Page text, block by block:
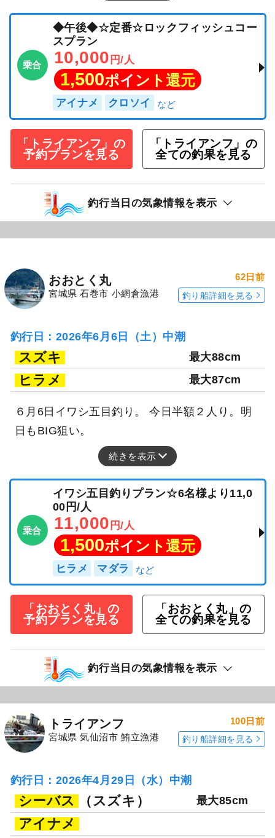
乗合
◆午後◆☆定番☆ロックフィッシュコー
スプラン
10,000 円/人
1,500ポイント還元
アイナメ クロソイ
「トライアンフ」の
予約プランを見る
「トライアンフ」の
全ての釣果を見る
釣行当日の気象情報を表示
おおとく丸
宮城県 石巻市 小網倉漁港
62日前
釣り船詳細を見る
釣行日：2026年6月6日（土）中潮
スズキ 最大88cm
ヒラメ 最大87cm
６月6日イワシ五目釣り。 今日半額２人り。明
日もBIG狙い。
続きを表示
乗合
イワシ五目釣りプラン☆6名様より11,0
00円/人
11,000 円/人
1,500ポイント還元
ヒラメ マダラ
「おおとく丸」の
予約プランを見る
「おおとく丸」の
全ての釣果を見る
釣行当日の気象情報を表示
トライアンフ
宮城県 気仙沼市 鮪立漁港
100日前
釣り船詳細を見る
釣行日：2026年4月29日（水）中潮
シーバス （スズキ） 最大85cm
アイナメ